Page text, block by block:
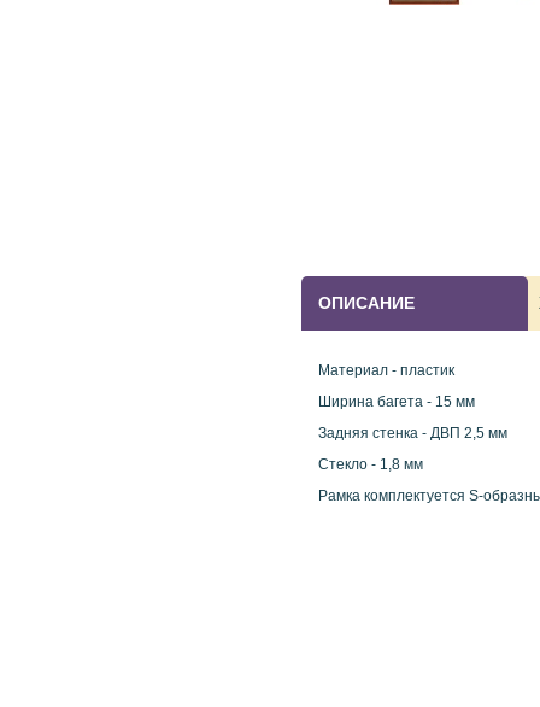
ОПИСАНИЕ
Материал - пластик
Ширина багета - 15 мм
Задняя стенка - ДВП 2,5 мм
Стекло - 1,8 мм
Рамка комплектуется S-